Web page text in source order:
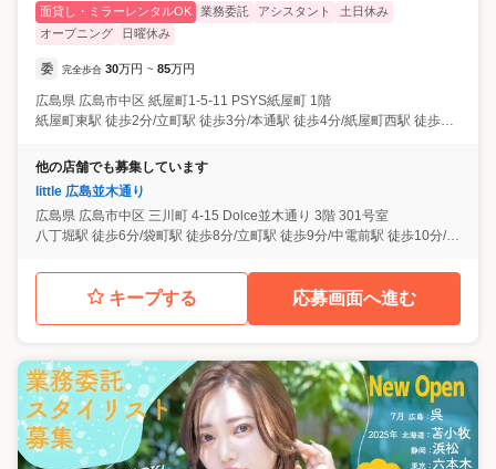
面貸し・ミラーレンタルOK 業務委託 アシスタント
土日休み
オープニング
日曜休み
委 完全歩合 30万円 ~ 85万円
広島県 広島市中区 紙屋町1-5-11 PSYS紙屋町 1階
他の店舗でも募集しています
little 広島並木通り
広島県 広島市中区 三川町 4-15 Dolce並木通り 3階 301号室
八丁堀駅 徒歩6分/袋町駅 徒歩8分/立町駅 徒歩9分/中電前駅 徒歩10分/本通駅 徒歩10分
キープする 応募画面へ進む